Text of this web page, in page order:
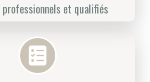
professionnels et qualifiés